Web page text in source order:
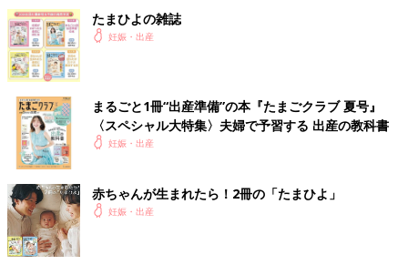
たまひよの雑誌
妊娠・出産
まるごと1冊“出産準備”の本『たまごクラブ 夏号』
〈スペシャル大特集〉夫婦で予習する 出産の教科書
妊娠・出産
赤ちゃんが生まれたら！2冊の「たまひよ」
妊娠・出産